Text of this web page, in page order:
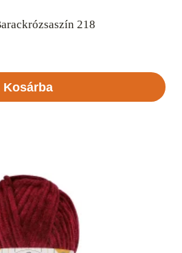
218
Kosárba